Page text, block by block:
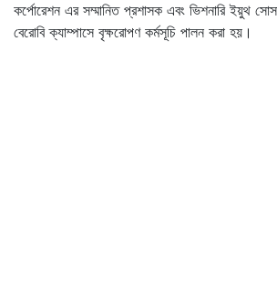
কর্পোরেশন এর সম্মানিত প্রশাসক এবং ভিশনারি ইয়ুথ
বেরোবি ক্যাম্পাসে বৃক্ষরোপণ কর্মসূচি পালন করা হয়।